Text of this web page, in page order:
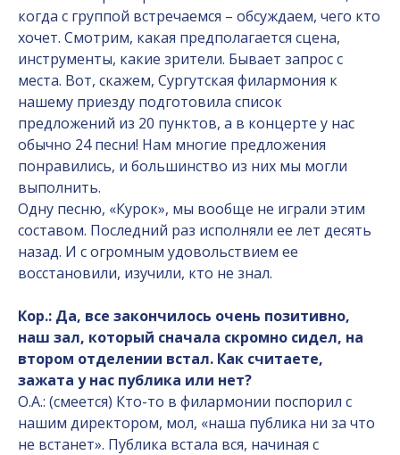
когда с группой встречаемся – обсуждаем, чего кто
хочет. Смотрим, какая предполагается сцена,
инструменты, какие зрители. Бывает запрос с
места. Вот, скажем, Сургутская филармония к
нашему приезду подготовила список
предложений из 20 пунктов, а в концерте у нас
обычно 24 песни! Нам многие предложения
понравились, и большинство из них мы могли
выполнить.
Одну песню, «Курок», мы вообще не играли этим
составом. Последний раз исполняли ее лет десять
назад. И с огромным удовольствием ее
восстановили, изучили, кто не знал.
Кор.: Да, все закончилось очень позитивно,
наш зал, который сначала скромно сидел, на
втором отделении встал. Как считаете,
зажата у нас публика или нет?
О.А.: (смеется) Кто-то в филармонии поспорил с
нашим директором, мол, «наша публика ни за что
не встанет». Публика встала вся, начиная с